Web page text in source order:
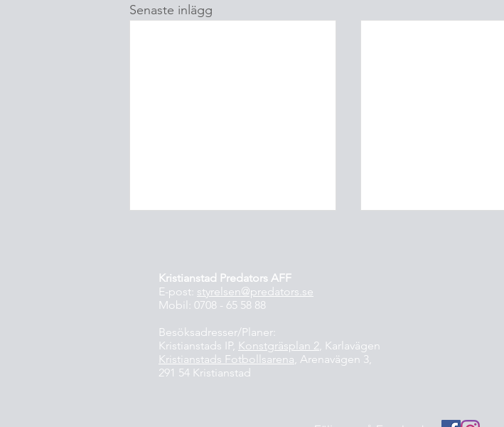
Senaste inlägg
U18 DUKES TOURNEY 2026
Kristianstad Predators AFF
E-post: styrelsen@predators.se
Mobil: 0708 - 65 58 88
Besöksadresser/Planer:
Kristianstads IP, Konstgräsplan 2, Karlavägen
Kristianstads Fotbollsarena, Arenavägen 3,
291 54 Kristianstad